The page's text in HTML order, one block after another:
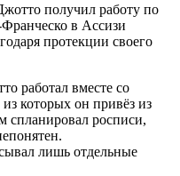
получил работу по
в Ассизи
протекции своего
работал вместе со
которых он привёз из
спланировал росписи,
лишь отдельные